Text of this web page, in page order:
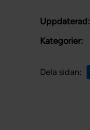
Uppdaterad:
Kategorier:
Dela sidan: